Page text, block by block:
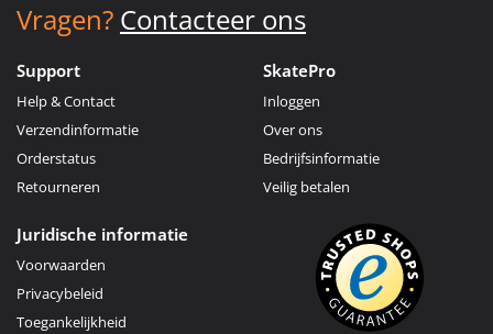
Vragen? Contacteer ons
Support
Help & Contact
Verzendinformatie
Orderstatus
Retourneren
SkatePro
Inloggen
Over ons
Bedrijfsinformatie
Veilig betalen
Juridische informatie
Voorwaarden
Privacybeleid
Toegankelijkheid